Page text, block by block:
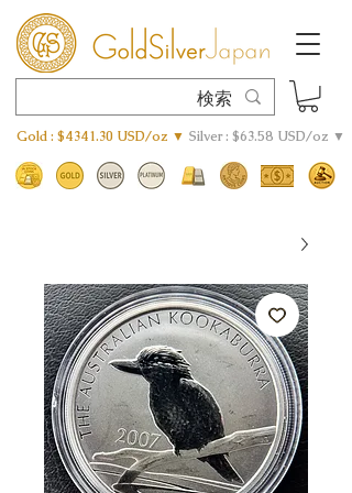
Gold : $4341.30 USD/oz ▼ Silver : $63.58 USD/oz ▼